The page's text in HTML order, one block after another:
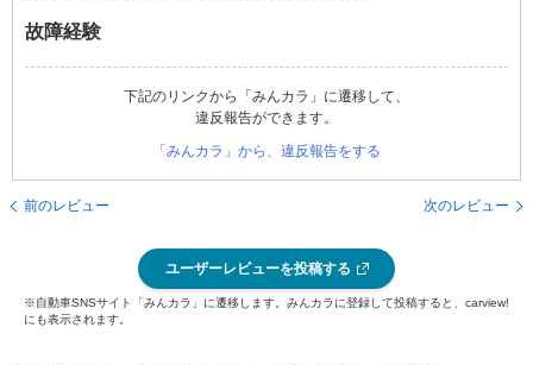
故障経験
下記のリンクから「みんカラ」に遷移して、
違反報告ができます。
「みんカラ」から、違反報告をする
前のレビュー 次のレビュー
ユーザーレビューを投稿する
※自動車SNSサイト「みんカラ」に遷移します。みんカラに登録して投稿すると、carview!
にも表示されます。